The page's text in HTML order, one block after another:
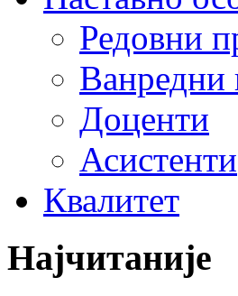
Редовни
Ванредни
Доценти
Асистенти
Квалитет
Најчитаније